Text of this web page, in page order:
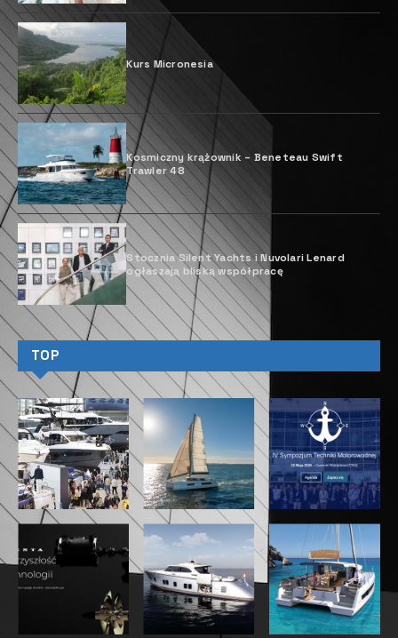
Kurs Micronesia
Kosmiczny krążownik – Beneteau Swift
Trawler 48
Stocznia Silent Yachts i Nuvolari Lenard
ogłaszają bliską współpracę
TOP